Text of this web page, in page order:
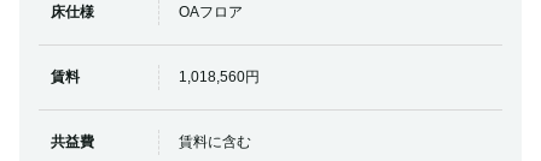
床仕様 OAフロア
賃料 1,018,560円
共益費 賃料に含む